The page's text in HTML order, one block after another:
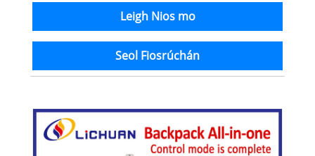
Leigh Nios mo
Seol Fiosrúchán